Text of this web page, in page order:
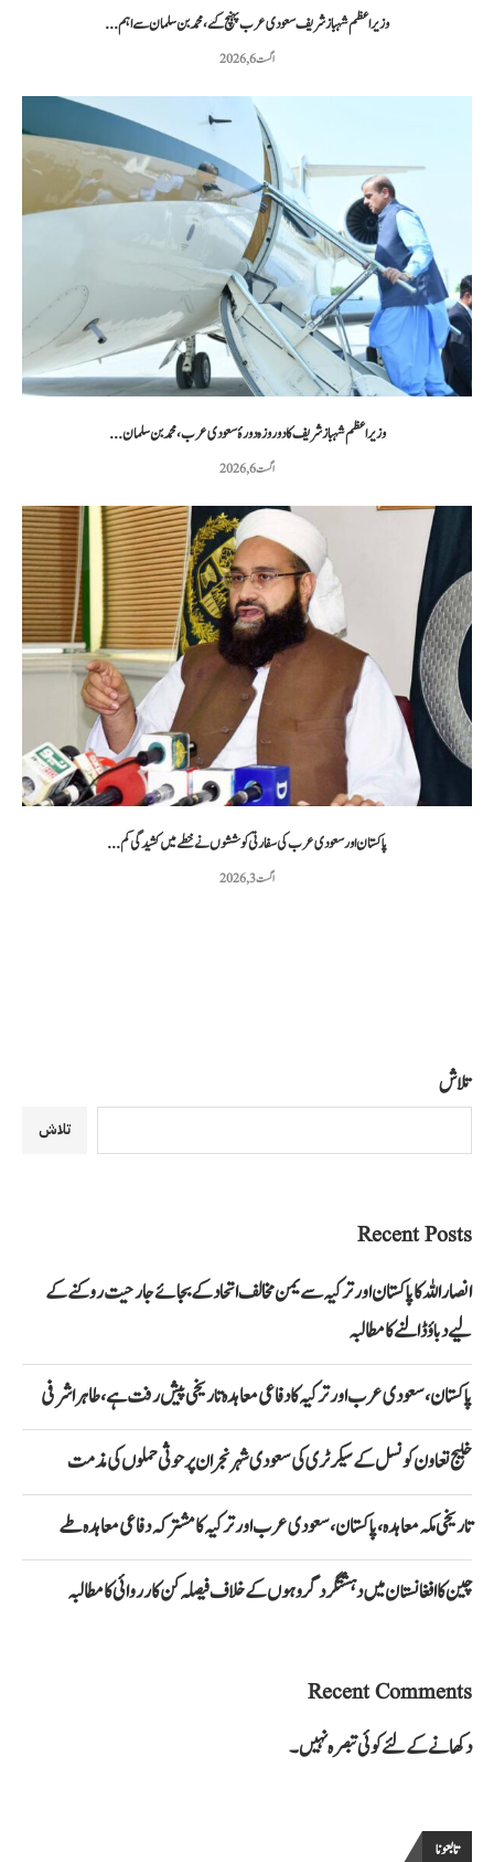
وزیراعظم شہباز شریف سعودی عرب پہنچ گئے، محمد بن سلمان سے اہم...
اگست 6, 2026
وزیراعظم شہباز شریف کا دو روزہ دورۂ سعودی عرب، محمد بن سلمان...
اگست 6, 2026
پاکستان اور سعودی عرب کی سفارتی کوششوں نے خطے میں کشیدگی کم...
اگست 3, 2026
تلاش
تلاش
Recent Posts
انصار اللہ کا پاکستان اور ترکیہ سے یمن مخالف اتحاد کے بجائے جارحیت روکنے کے
لیے دباؤ ڈالنے کا مطالبہ
پاکستان، سعودی عرب اور ترکیہ کا دفاعی معاہدہ تاریخی پیش رفت ہے، طاہر اشرفی
خلیج تعاون کونسل کے سیکرٹری کی سعودی شہر نجران پر حوثی حملوں کی مذمت
تاریخی مکہ معاہدہ، پاکستان، سعودی عرب اور ترکیہ کا مشترکہ دفاعی معاہدہ طے
چین کا افغانستان میں دہشتگرد گروہوں کے خلاف فیصلہ کن کارروائی کا مطالبہ
Recent Comments
دکھانے کے لئے کوئی تبصرہ نہیں۔
تابعونا